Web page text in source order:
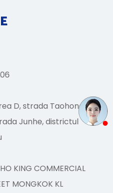
D, strada Taohong
Junhe, districtul
KING COMMERCIAL
MONGKOK KL